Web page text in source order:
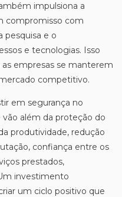
impulsiona a
compromisso com
pesquisa e o
e tecnologias. Isso
empresas se manterem
competitivo.
em segurança no
vão além da proteção do
produtividade, redução
confiança entre os
prestados,
investimento
um ciclo positivo que